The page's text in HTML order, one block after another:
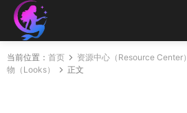
当前位置： 首页 资源中心（Resource Center）
物（Looks）
正文